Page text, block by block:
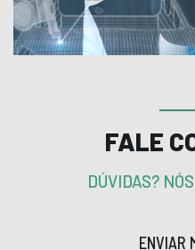
FALE
DÚVIDAS?
ENVIAR